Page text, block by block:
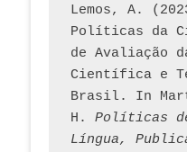
Lemos, A.
Políticas da
de Avaliação
Científica e
Brasil. In
H. Políticas
Língua,